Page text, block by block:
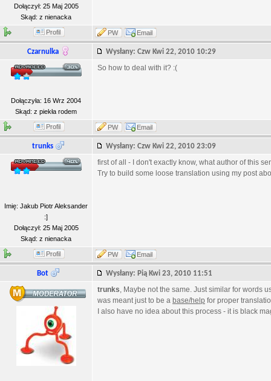
Dołączył: 25 Maj 2005
Skąd: z nienacka
Profil PW Email
Czarnulka Wysłany: Czw Kwi 22, 2010 10:29
Dołączyła: 16 Wrz 2004
Skąd: z piekła rodem
So how to deal with it? :(
Profil PW Email
trunks Wysłany: Czw Kwi 22, 2010 23:09
Imię: Jakub Piotr Aleksander
:]
Dołączył: 25 Maj 2005
Skąd: z nienacka
first of all - I don't exactly know, what author of this
Try to build some loose translation using my post
Profil PW Email
Bot Wysłany: Pią Kwi 23, 2010 11:51
trunks, Maybe not the same. Just similar for words
was meant just to be a base/help for proper
I also have no idea about this process - it is black